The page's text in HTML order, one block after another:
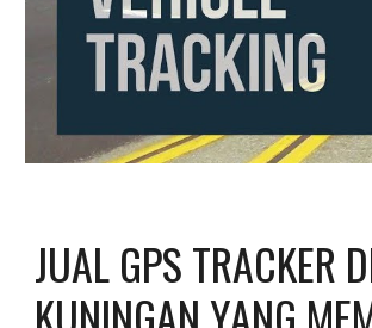
JUAL GPS TRACKER
KUNINGAN YANG